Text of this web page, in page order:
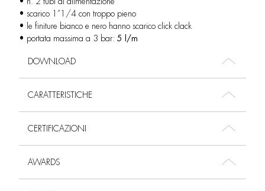
• scarico 1”1/4 con troppo pieno
• le finiture bianco e nero hanno scarico click clack
• portata massima a 3 bar: 5 l/m
DOWNLOAD
CARATTERISTICHE
CERTIFICAZIONI
AWARDS